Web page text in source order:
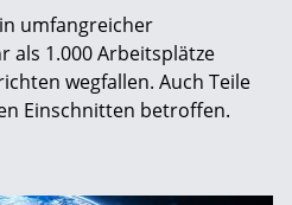
umfangreicher
als 1.000 Arbeitsplätze
wegfallen. Auch Teile
Einschnitten betroffen.